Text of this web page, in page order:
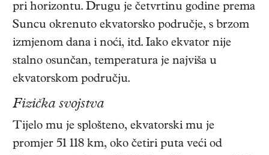
pri horizontu. Drugu je četvrtinu godine prema
Suncu okrenuto ekvatorsko područje, s brzom
izmjenom dana i noći, itd. Iako ekvator nije
stalno osunčan, temperatura je najviša u
ekvatorskom području.
Fizička svojstva
Tijelo mu je splošteno, ekvatorski mu je
promjer 51 118 km, oko četiri puta veći od